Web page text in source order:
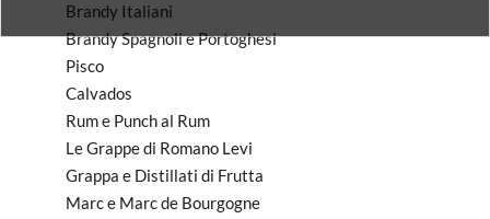
Brandy Italiani
Brandy Spagnoli e Portoghesi
Pisco
Calvados
Rum e Punch al Rum
Le Grappe di Romano Levi
Grappa e Distillati di Frutta
Marc e Marc de Bourgogne